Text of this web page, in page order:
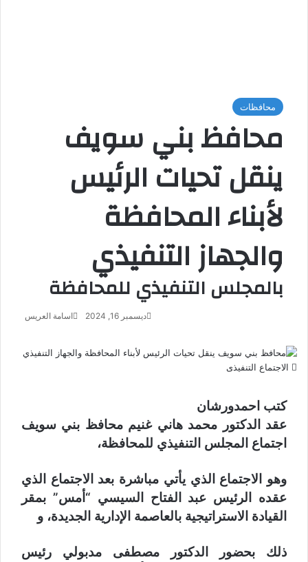
محافظات
محافظ بني سويف
ينقل تحيات الرئيس
لأبناء المحافظة
والجهاز التنفيذي
بالمجلس التنفيذي للمحافظة
اسامة العريس ديسمبر 16, 2024
الاجتماع التنفيذى
كتب احمدورشان
عقد الدكتور محمد هاني غنيم محافظ بني سويف
اجتماع المجلس التنفيذي للمحافظة،
وهو الاجتماع الذي يأتي مباشرة بعد الاجتماع الذي
عقده الرئيس عبد الفتاح السيسي “أمس” بمقر
القيادة الاستراتيجية بالعاصمة الإدارية الجديدة، و
ذلك بحضور الدكتور مصطفى مدبولي رئيس